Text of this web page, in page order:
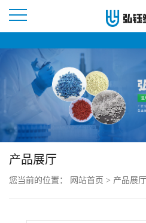
页
公
产品展厅
您当前的位置： 网站首页 > 产品展厅